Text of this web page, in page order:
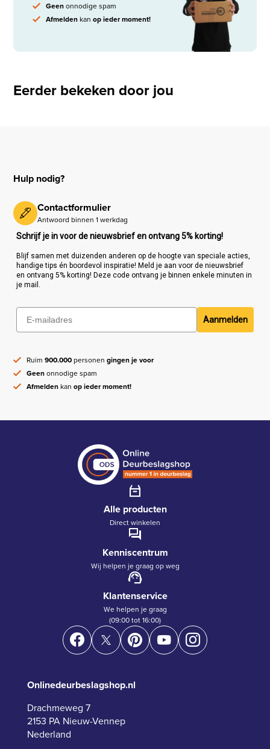
Geenonnodige spam
Afmeldenkanop ieder moment!
Eerder bekeken door jou
Hulp nodig?
Contactformulier
Antwoord binnen 1 werkdag
Schrijf je in voor de nieuwsbrief en ontvang 5% korting!
Blijf samen met duizenden anderen op de hoogte van speciale acties,
handige tips én boordevol inspiratie! Meld je aan voor de nieuwsbrief
en ontvang 5% korting! Deze code ontvang je binnen enkele minuten in
je mail.
Aanmelden
Ruim900.000personengingen je voor
Geenonnodige spam
Afmeldenkanop ieder moment!
Alle producten
Direct winkelen
Kenniscentrum
Wij helpen je graag op weg
Klantenservice
We helpen je graag
(09:00 tot 16:00)
Onlinedeurbeslagshop.nl
Drachmeweg 7
2153 PA Nieuw-Vennep
Nederland